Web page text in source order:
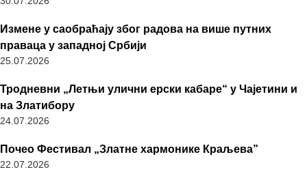
Измене у саобраћају због радова на више путних
праваца у западној Србији
25.07.2026
Тродневни „Летњи улични ерски кабаре“ у Чајетини и
на Златибору
24.07.2026
Почео Фестивал „Златне хармонике Краљева”
22.07.2026